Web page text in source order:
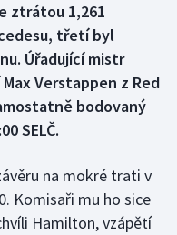
ztrátou 1,261
třetí byl
Úřadující mistr
Verstappen z Red
bodovaný
SELČ.
na mokré trati v
Komisaři mu ho sice
Hamilton, vzápětí